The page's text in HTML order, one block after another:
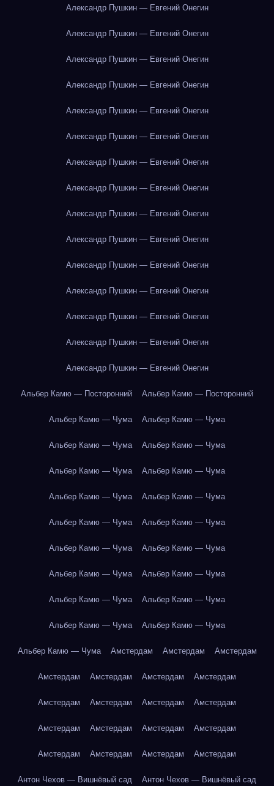
Александр Пушкин — Евгений Онегин
Александр Пушкин — Евгений Онегин
Александр Пушкин — Евгений Онегин
Александр Пушкин — Евгений Онегин
Александр Пушкин — Евгений Онегин
Александр Пушкин — Евгений Онегин
Александр Пушкин — Евгений Онегин
Александр Пушкин — Евгений Онегин
Александр Пушкин — Евгений Онегин
Александр Пушкин — Евгений Онегин
Александр Пушкин — Евгений Онегин
Александр Пушкин — Евгений Онегин
Александр Пушкин — Евгений Онегин
Александр Пушкин — Евгений Онегин
Александр Пушкин — Евгений Онегин
Альбер Камю — Посторонний Альбер Камю — Посторонний
Альбер Камю — Чума Альбер Камю — Чума
Альбер Камю — Чума Альбер Камю — Чума
Альбер Камю — Чума Альбер Камю — Чума
Альбер Камю — Чума Альбер Камю — Чума
Альбер Камю — Чума Альбер Камю — Чума
Альбер Камю — Чума Альбер Камю — Чума
Альбер Камю — Чума Альбер Камю — Чума
Альбер Камю — Чума Альбер Камю — Чума
Альбер Камю — Чума Альбер Камю — Чума
Альбер Камю — Чума Амстердам Амстердам Амстердам
Амстердам Амстердам Амстердам Амстердам
Амстердам Амстердам Амстердам Амстердам
Амстердам Амстердам Амстердам Амстердам
Амстердам Амстердам Амстердам Амстердам
Антон Чехов — Вишнёвый сад Антон Чехов — Вишнёвый сад